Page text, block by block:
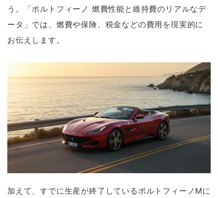
う。「ポルトフィーノ 燃費性能と維持費のリアルなデ
ータ」では、燃費や保険、税金などの費用を現実的に
お伝えします。
加えて、すでに生産が終了しているポルトフィーノMに